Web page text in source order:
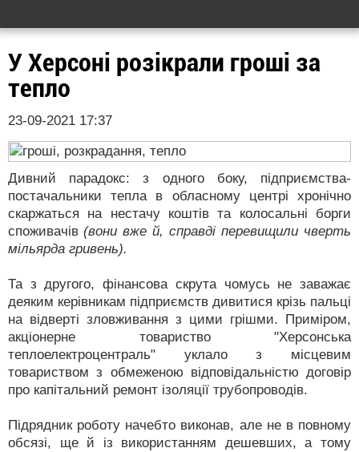
У Херсоні розікрали гроші за
тепло
23-09-2021 17:37
Дивний парадокс: з одного боку, підприємства-
постачальники тепла в обласному центрі хронічно
скаржаться на нестачу коштів та колосальні борги
споживачів (вони вже й, справді перевищили чверть
мільярда гривень).
Та з другого, фінансова скрута чомусь не заважає
деяким керівникам підприємств дивитися крізь пальці
на відверті зловживання з цими грішми. Приміром,
акціонерне товариство "Херсонська
теплоелектроцентраль" уклало з місцевим
товариством з обмеженою відповідальністю договір
про капітальний ремонт ізоляції трубопроводів.
Підрядник роботу начебто виконав, але не в повному
обсязі, ще й із використанням дешевших, а тому